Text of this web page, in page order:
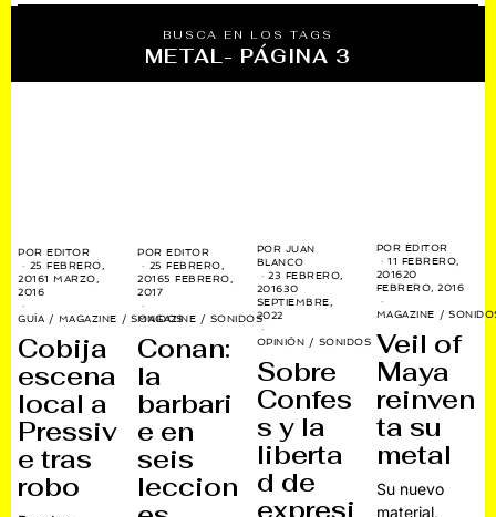
BUSCA EN LOS TAGS
METAL- PÁGINA 3
POREDITOR
25 FEBRERO,
20161 MARZO,
2016
GUÍA / MAGAZINE / SONIDOS
Cobija
escena
local a
Pressiv
e tras
robo
POREDITOR
25 FEBRERO,
20165 FEBRERO,
2017
MAGAZINE / SONIDOS
Conan:
la
barbari
e en
seis
leccion
POR JUAN
BLANCO
23 FEBRERO,
201630
SEPTIEMBRE,
2022
OPINIÓN / SONIDOS
Sobre
Confes
s y la
liberta
d de
expresi
POR EDITOR
11 FEBRERO,
201620
FEBRERO, 2016
MAGAZINE /
Veil of
Maya
reinven
ta su
metal
Su nuevo
material,